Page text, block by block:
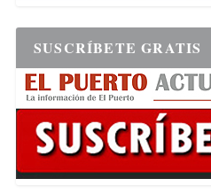
SUSCRÍBETE GRATIS